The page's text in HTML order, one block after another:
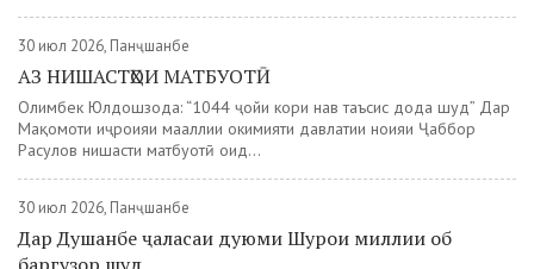
30 июл 2026, Панҷшанбе
АЗ НИШАСТҲОИ МАТБУОТӢ
Олимбек Юлдошзода: “1044 ҷойи кори нав таъсис дода шуд” Дар
Мақомоти иҷроияи маҳаллии ҳокимияти давлатии ноҳияи Ҷаббор
Расулов нишасти матбуотӣ оид...
30 июл 2026, Панҷшанбе
Дар Душанбе ҷаласаи дуюми Шурои миллии об